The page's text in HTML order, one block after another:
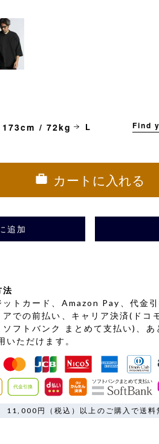
173cm / 72kg L Find
カートに入れる
追加
法
ットカード、Amazon Pay、代金引
アでの前払い、キャリア決済(ドコ
ソフトバンク まとめて支払い)、あ
いただけます。
11,000円（税込）以上のご購入で送料